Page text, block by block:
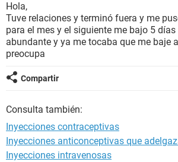
BIENESTAR
SEXUALIDAD
GLOSARIO
Hola,
Tuve relaciones y terminó fuera y me
para el mes y el siguiente me bajo 5
abundante y ya me tocaba que me baje
preocupa
Compartir
Consulta también:
Inyecciones contraceptivas
Inyecciones anticonceptivas que
Inyecciones intravenosas